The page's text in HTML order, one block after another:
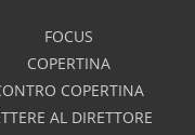
FOCUS
COPERTINA
COPERTINA
AL DIRETTORE